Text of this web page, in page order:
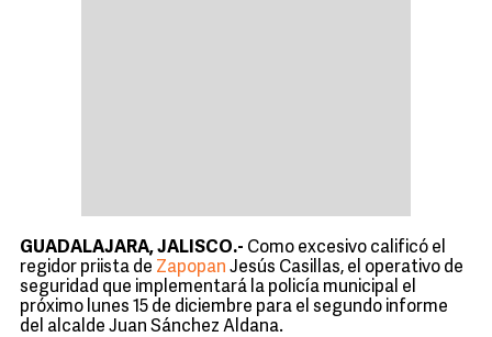
GUADALAJARA, JALISCO.- Como excesivo calificó el
regidor priista de Zapopan Jesús Casillas, el operativo de
seguridad que implementará la policía municipal el
próximo lunes 15 de diciembre para el segundo informe
del alcalde Juan Sánchez Aldana.